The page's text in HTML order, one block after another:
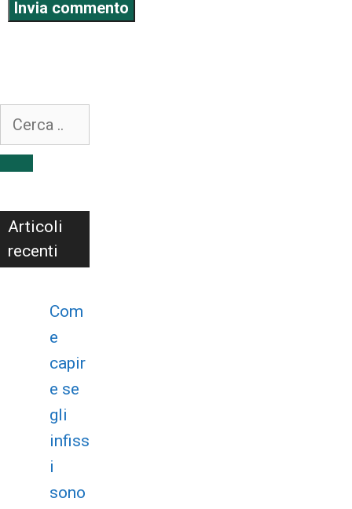
Articoli
recenti
Com
e
capir
e se
gli
infiss
i
sono